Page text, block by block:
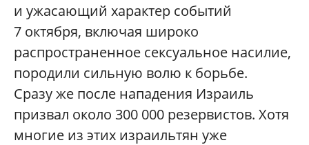
и ужасающий характер событий
7 октября, включая широко
распространенное сексуальное насилие,
породили сильную волю к борьбе.
Сразу же после нападения Израиль
призвал около 300 000 резервистов. Хотя
многие из этих израильтян уже